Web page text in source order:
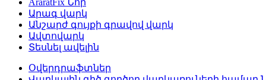
AraratFix Նոր
Արագ վարկ
Անշարժ գույքի գրավով վարկ
Ավտովարկ
Տեսնել ավելին
Օվերդրաֆտներ